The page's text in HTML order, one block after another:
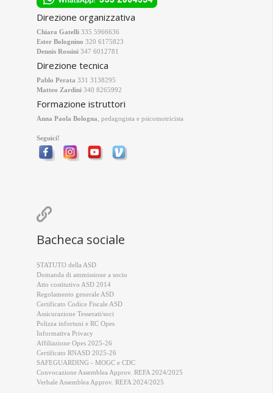
Direzione organizzativa
Chiara Gatelli 335 5966636
Ester Bolognino 320 6175823
Dennis Rossini 347 6012781
Direzione tecnica
Pablo Perata 331 3138295
Matteo Zardini 340 8265992
Formazione istruttori
Anna Paola Bologna , pedagogista e psicomotricista
Seguici!

Bacheca sociale
STATUTO della ASD
Domanda di ammissione a socio
Atto costitutivo ASD 2014
Regolamento generale ASD
Certificato Codice Fiscale ASD
Assicurazione Tesserati/soci
Polizza infortuni e RC Opes
Informativa Privacy
Affiliazione Opes 2025-26
Certificato RNASD 2025-26
SAFEGUARDING - MOGC e CDC
Convocazione Assemblea Approv. REFA 2024/2025
Verbale Assemblea Approv. REFA 2024/2025